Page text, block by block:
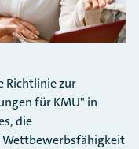
Richtlinie zur
für KMU" in
die
Wettbewerbsfähigkeit